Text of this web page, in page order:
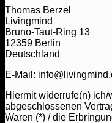
Thomas Berzel
Livingmind
Bruno-Taut-Ring 13
12359 Berlin
Deutschland
E-Mail:
Hiermit widerrufe(n)
abgeschlossenen
Waren (*) / die